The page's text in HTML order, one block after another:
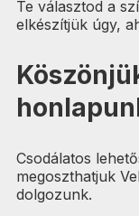
Te választod a
elkészítjük úgy,
Csodálatos
megoszthatjuk
dolgozunk.